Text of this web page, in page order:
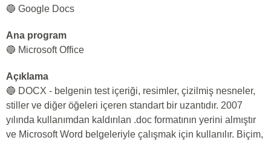
🔵 Google Docs
Ana program
🔵 Microsoft Office
Açıklama
🔵 DOCX - belgenin test içeriği, resimler, çizilmiş nesneler,
stiller ve diğer öğeleri içeren standart bir uzantıdır. 2007
yılında kullanımdan kaldırılan .doc formatının yerini almıştır
ve Microsoft Word belgeleriyle çalışmak için kullanılır. Biçim,